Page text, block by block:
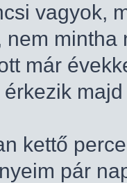
vagyok,
nem mintha
már
érkezik
kettő
pár